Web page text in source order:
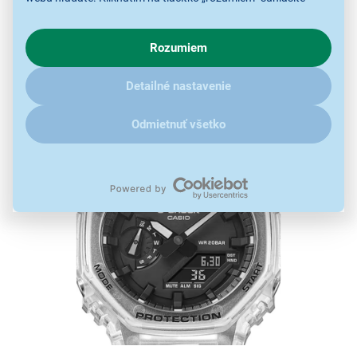
o chovaní na webe pre zobrazovaní cielených reklám.
V prípade že vás zaujímajú detaily, ako u nás s cookies a
ďalšími údaji pracujeme, kliknitesem.
Rozumiem
Detailné nastavenie
Odmietnuť všetko